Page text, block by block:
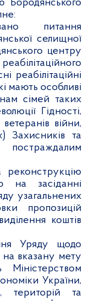
Бородянського
питання
селищної
центру
реабілітаційні
мають особливі
сімей таких
Гідності,
війни,
Захисників та
реконструкцію
на засіданні
узагальнених
пропозицій
коштів
Уряду щодо
на вказану мету
України,
територій та